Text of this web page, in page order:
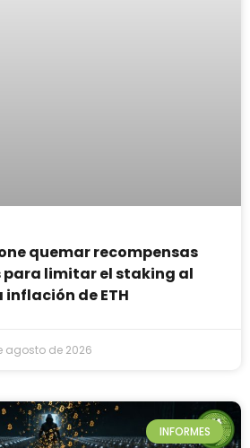
quemar recompensas
limitar el staking al
inflación de ETH
agosto de 2026
INFORMES